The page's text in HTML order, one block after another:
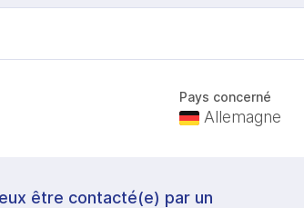
Pays concerné
Allemagne
être contacté(e) par un